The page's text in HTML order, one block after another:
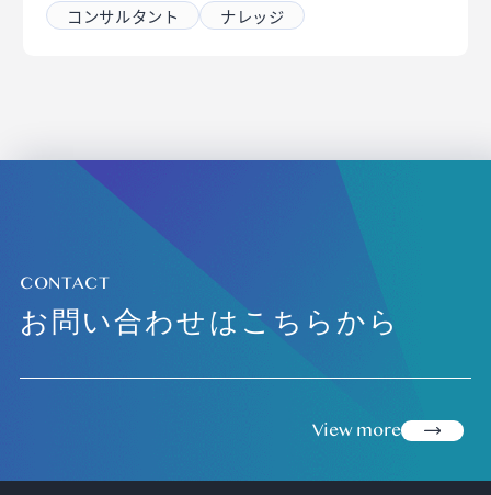
コンサルタント ナレッジ
CONTACT
お問い合わせはこちらから
view more